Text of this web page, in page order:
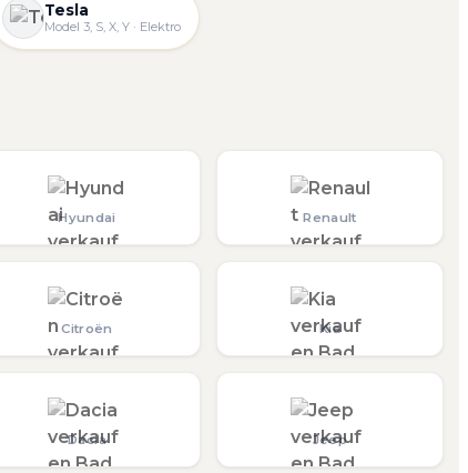
Tesla
Model 3, S, X, Y · Elektro
Hyundai Renault
Citroën Kia
Dacia Jeep